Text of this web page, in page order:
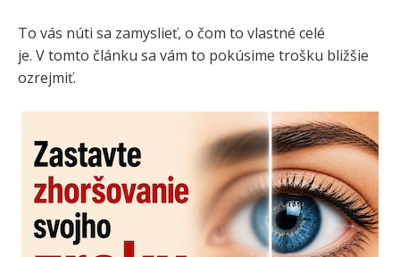
To vás núti sa zamyslieť, o čom to vlastné celé
je. V tomto článku sa vám to pokúsime trošku bližšie
ozrejmiť.